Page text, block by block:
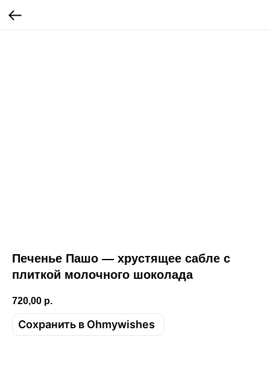
Печенье Пашо — хрустящее сабле с
плиткой молочного шоколада
720,00 р.
Сохранить в Ohmywishes